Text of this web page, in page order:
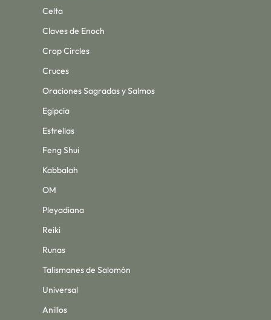
Celta
Claves de Enoch
Crop Circles
Cruces
Oraciones Sagradas y Salmos
Egipcia
Estrellas
Feng Shui
Kabbalah
OM
Pleyadiana
Reiki
Runas
Talismanes de Salomón
Universal
Anillos